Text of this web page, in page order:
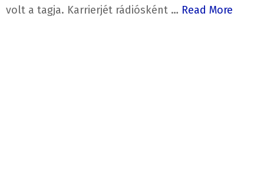
volt a tagja. Karrierjét rádiósként … Read More